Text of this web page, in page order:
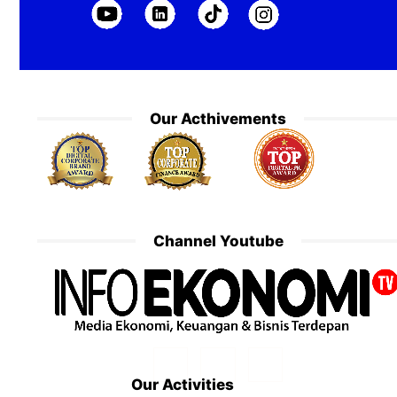
Our Acthivements
Channel Youtube
Our Activities